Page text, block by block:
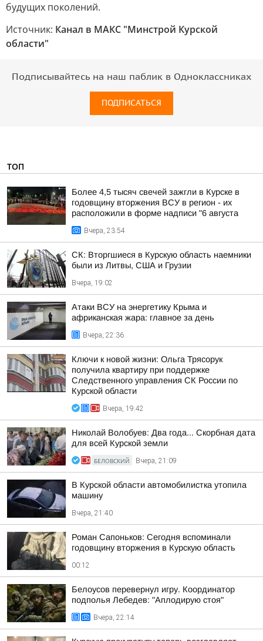
будущих поколений.
Источник: Канал в МАКС "Минстрой Курской
области"
Подписывайтесь на наш паблик в Одноклассниках
ПОДПИСАТЬСЯ
ТОП
Более 4,5 тысяч свечей зажгли в Курске в
годовщину вторжения ВСУ в регион - их
расположили в форме надписи "6 августа
Вчера, 23:54
СК: Вторгшиеся в Курскую область наемники
были из Литвы, США и Грузии
Вчера, 19:02
Атаки ВСУ на энергетику Крыма и
африканская жара: главное за день
Вчера, 22:36
Ключи к новой жизни: Ольга Трясорук
получила квартиру при поддержке
Следственного управления СК России по
Курской области
Вчера, 19:42
Николай Волобуев: Два года... Скорбная дата
для всей Курской земли
БЕЛОВСКИЙ Вчера, 21:09
В Курской области автомобилистка утопила
машину
Вчера, 21:40
Роман Сапоньков: Сегодня вспоминали
годовщину вторжения в Курскую область
00:12
Белоусов перевернул игру. Координатор
подполья Лебедев: "Аплодирую стоя"
Вчера, 22:14